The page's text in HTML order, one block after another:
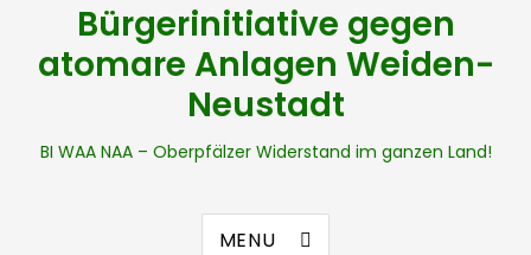
Bürgerinitiative gegen
atomare Anlagen Weiden-
Neustadt
BI WAA NAA – Oberpfälzer Widerstand im ganzen Land!
MENU